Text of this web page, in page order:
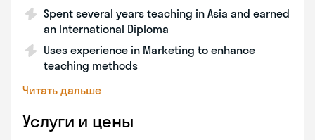
Spent several years teaching in Asia and earned
an International Diploma
Uses experience in Marketing to enhance
teaching methods
Читать дальше
Услуги и цены